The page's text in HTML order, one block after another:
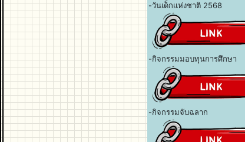
-วันเด็กแห่งชาติ 2568
-กิจกรรมมอบทุนการศึกษา
-กิจกรรมจับฉลาก